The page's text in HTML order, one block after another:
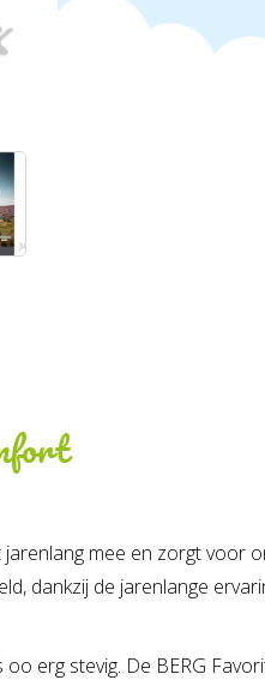
mee en zorgt voor
dankzij de jarenlange
erg stevig. De BERG